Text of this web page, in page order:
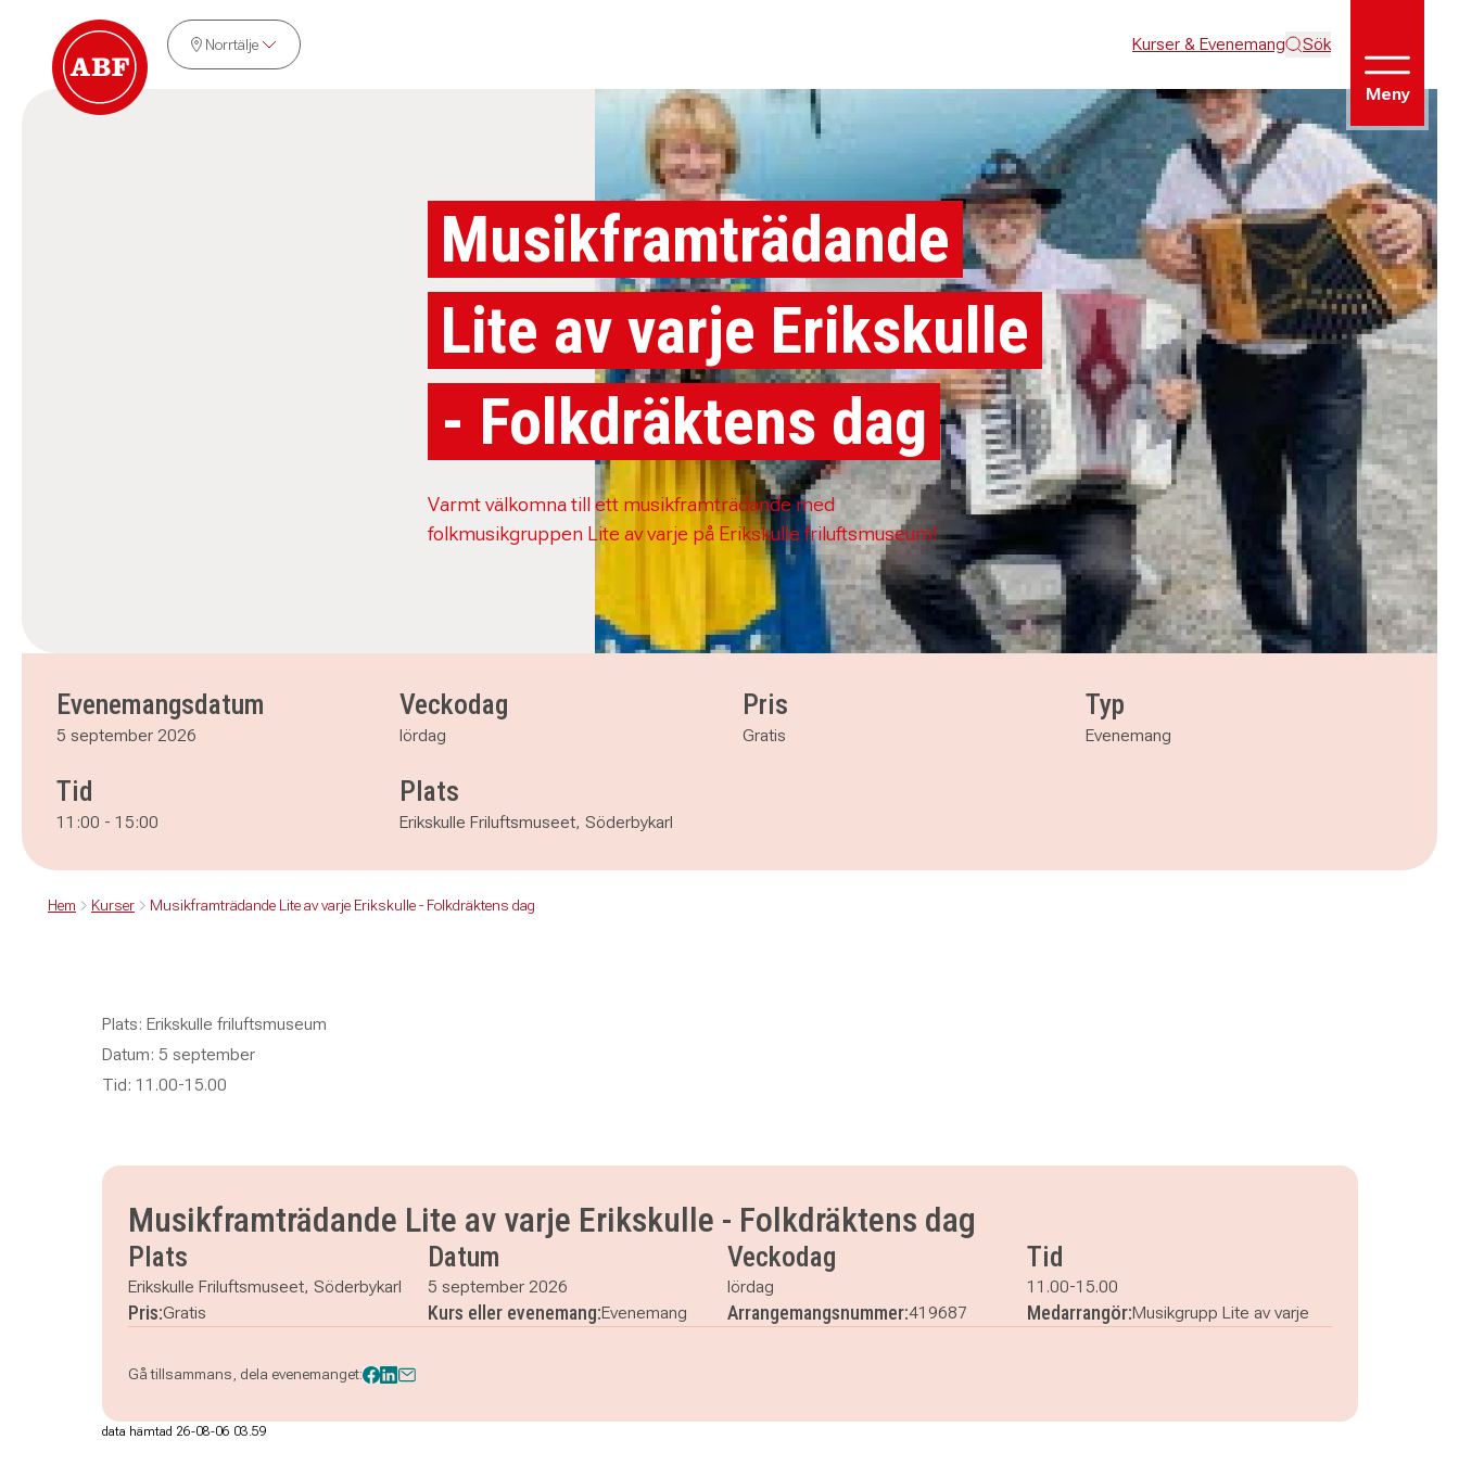
Norrtälje Kurser & Evenemang Sök
Meny
Musikframträdande
Lite av varje Erikskulle
- Folkdräktens dag
Varmt välkomna till ett musikframträdande med
folkmusikgruppen Lite av varje på Erikskulle friluftsmuseum!
Evenemangsdatum
5 september 2026
Veckodag
lördag
Tid
11:00 - 15:00
Plats
Erikskulle Friluftsmuseet, Söderbykarl
Pris
Gratis
Typ
Evenemang
Hem Kurser Musikframträdande Lite av varje Erikskulle - Folkdräktens dag
Plats: Erikskulle friluftsmuseum
Datum: 5 september
Tid: 11.00-15.00
Musikframträdande Lite av varje Erikskulle - Folkdräktens dag
Plats
Erikskulle Friluftsmuseet, Söderbykarl
Datum
5 september 2026
Veckodag
lördag
Tid
11.00-15.00
Pris:Gratis Kurs eller evenemang:Evenemang Arrangemangsnummer:419687 Medarrangör:Musikgrupp Lite av varje
Gå tillsammans, dela evenemanget:
data hämtad 26-08-06 03.59